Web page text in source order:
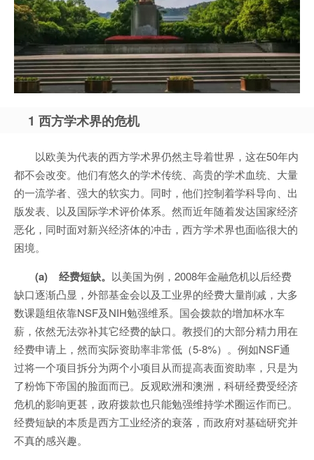
1 西方学术界的危机
以欧美为代表的西方学术界仍然主导着世界，这在50年内
都不会改变。他们有悠久的学术传统、高贵的学术血统、大量
的一流学者、强大的软实力。同时，他们控制着学科导向、出
版发表、以及国际学术评价体系。然而近年随着发达国家经济
恶化，同时面对新兴经济体的冲击，西方学术界也面临很大的
困境。
(a) 经费短缺。 以美国为例，2008年金融危机以后经费
缺口逐渐凸显，外部基金会以及工业界的经费大量削减，大多
数课题组依靠NSF及NIH勉强维系。国会拨款的增加杯水车
薪，依然无法弥补其它经费的缺口。教授们的大部分精力用在
经费申请上，然而实际资助率非常低（5-8%）。例如NSF通
过将一个项目拆分为两个小项目从而提高表面资助率，只是为
了粉饰下帝国的脸面而已。反观欧洲和澳洲，科研经费受经济
危机的影响更甚，政府拨款也只能勉强维持学术圈运作而已。
经费短缺的本质是西方工业经济的衰落，而政府对基础研究并
不真的感兴趣。